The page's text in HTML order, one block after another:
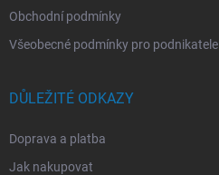
Obchodní podmínky
Všeobecné podmínky pro podnikatele
DŮLEŽITÉ ODKAZY
Doprava a platba
Jak nakupovat